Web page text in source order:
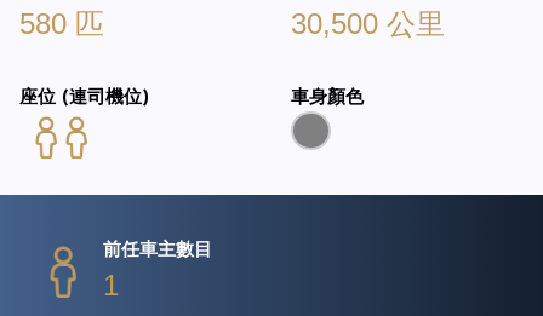
580 匹 30,500 公里
座位 (連司機位) 車身顏色
前任車主數目
1